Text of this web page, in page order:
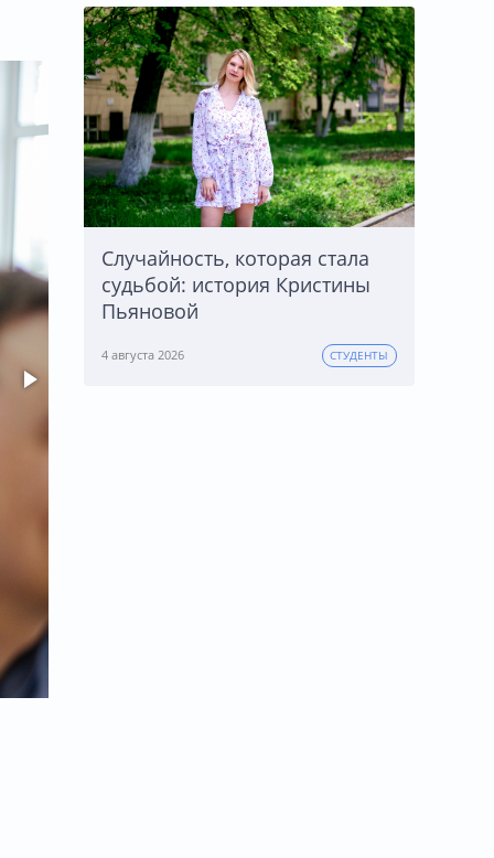
Случайность, которая стала
судьбой: история Кристины
Пьяновой
4 августа 2026 СТУДЕНТЫ